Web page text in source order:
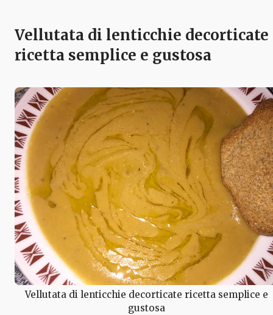
Vellutata di lenticchie decorticate
ricetta semplice e gustosa
Vellutata di lenticchie decorticate ricetta semplice e
gustosa